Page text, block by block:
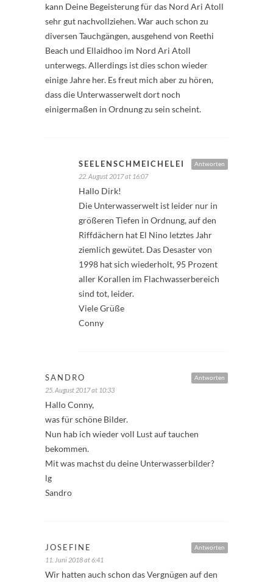
kann Deine Begeisterung für das Nord Ari Atoll
sehr gut nachvollziehen. War auch schon zu
diversen Tauchgängen, ausgehend von Reethi
Beach und Ellaidhoo im Nord Ari Atoll
unterwegs. Allerdings ist dies schon wieder
einige Jahre her. Es freut mich aber zu hören,
dass die Unterwasserwelt dort noch
einigermaßen in Ordnung zu sein scheint.
Antworten
SEELENSCHMEICHELEI
22. August 2017 at 16:07
Hallo Dirk!
Die Unterwasserwelt ist leider nur in
größeren Tiefen in Ordnung, auf den
Riffdächern hat El Nino letztes Jahr
ziemlich gewütet. Das Desaster von
1998 hat sich wiederholt, 95 Prozent
aller Korallen im Flachwasserbereich
sind tot, leider.
Viele Grüße
Conny
Antworten
SANDRO
25. August 2017 at 10:33
Hallo Conny,
was für schöne Bilder.
Nun hab ich wieder voll Lust auf tauchen
bekommen.
Mit was machst du deine Unterwasserbilder?
lg
Sandro
Antworten
JOSEFINE
11. Juni 2018 at 6:41
Wir hatten auch schon das Vergnügen auf den